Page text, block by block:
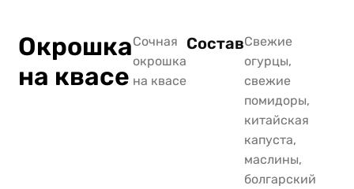
Окрошка
на квасе
Сочная
окрошка
на квасе
СоставСвежие
огурцы,
свежие
помидоры,
китайская
капуста,
маслины,
болгарский